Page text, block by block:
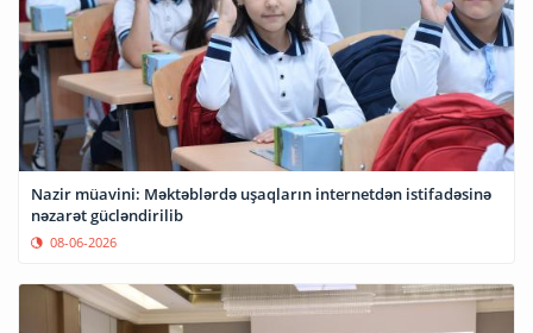
Nazir müavini: Məktəblərdə uşaqların internetdən istifadəsinə
nəzarət gücləndirilib
08-06-2026